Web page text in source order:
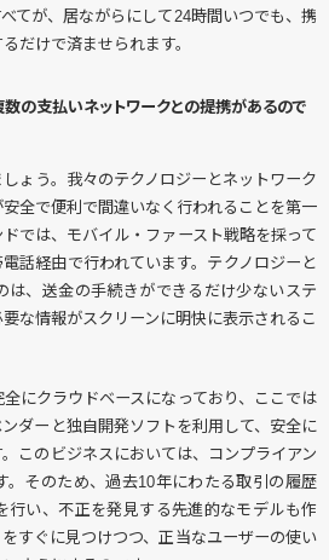
てが、居ながらにして24時間いつでも、携
だけで済ませられます。
の支払いネットワークとの提携があるので
ょう。我々のテクノロジーとネットワーク
全で便利で間違いなく行われることを第一
では、モバイル・ファースト戦略を採って
話経由で行われています。テクノロジーと
は、送金の手続きができるだけ少ないステ
な情報がスクリーンに明快に表示されるこ
にクラウドベースになっており、ここでは
ダーと独自開発ソフトを利用して、安全に
このビジネスにおいては、コンプライアン
。そのため、過去10年にわたる取引の履歴
行い、不正を発見する先進的なモデルも作
すぐに見つけつつ、正当なユーザーの使い